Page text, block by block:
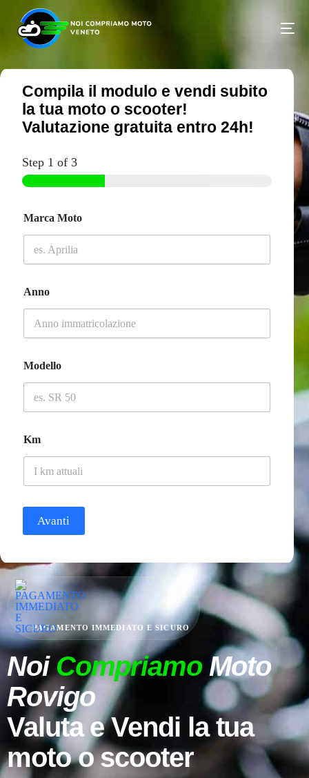
PAGAMENTO IMMEDIATO E SICURO
NoiCompriamoMoto
Rovigo
Valuta e Vendi la tua
moto o scooter
Compila il modulo e vendi subito
la tua moto o scooter!
Valutazione gratuita entro 24h!
Step 1 of 3
Marca Moto
Anno
Modello
Km
Avanti